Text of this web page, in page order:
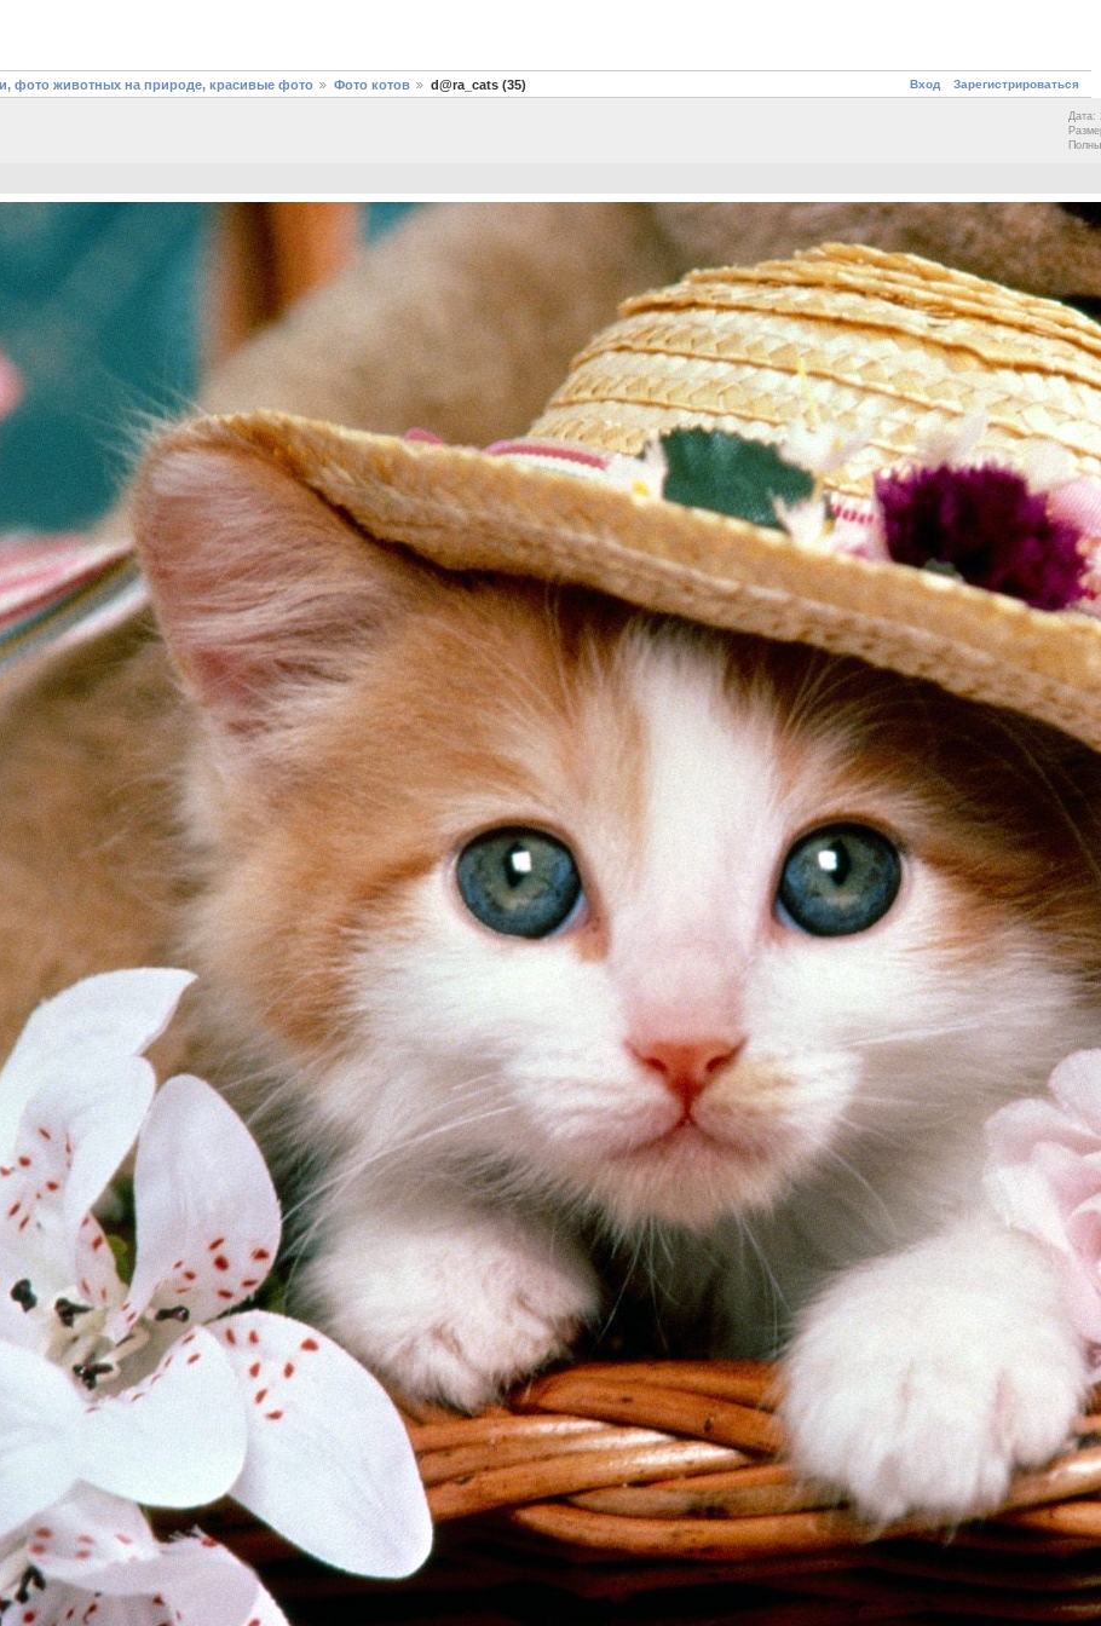
Вход Зарегистрироваться
фото животных на природе, красивые фото Фото котов d@ra_cats (35)
Дата: